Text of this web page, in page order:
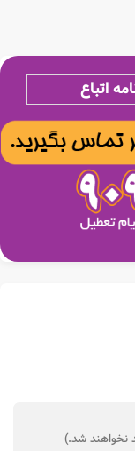
اتباع